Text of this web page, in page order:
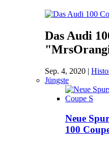
Das Audi
Sep. 4, 2020 |
Jüngste
Neue
100